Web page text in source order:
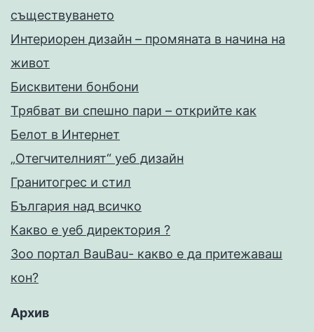
съществуването
Интериорен дизайн – промяната в начина на
живот
Бисквитени бонбони
Трябват ви спешно пари – открийте как
Белот в Интернет
„Отегчителният“ уеб дизайн
Гранитогрес и стил
България над всичко
Какво е уеб директория ?
Зоо портал BauBau- какво е да притежаваш
кон?
Архив